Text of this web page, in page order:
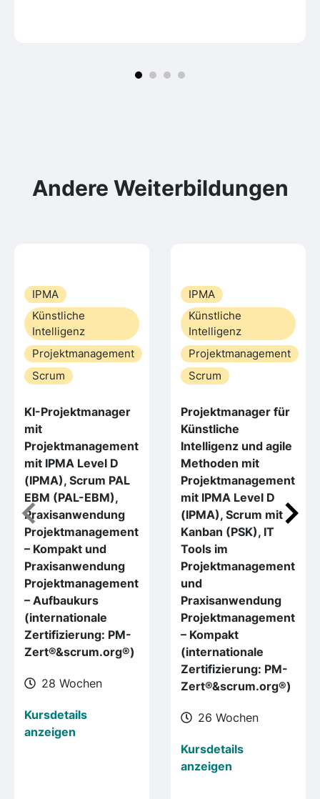
Andere Weiterbildungen
IPMA
Künstliche
Intelligenz
Projektmanagement
Scrum
KI-Projektmanager
mit
Projektmanagement
mit IPMA Level D
(IPMA), Scrum PAL
EBM (PAL-EBM),
Praxisanwendung
Projektmanagement
– Kompakt und
Praxisanwendung
Projektmanagement
– Aufbaukurs
(internationale
Zertifizierung: PM-
Zert®&scrum.org®)
28 Wochen
Kursdetails
anzeigen
IPMA
Künstliche
Intelligenz
Projektmanagement
Scrum
Projektmanager für
Künstliche
Intelligenz und agile
Methoden mit
Projektmanagement
mit IPMA Level D
(IPMA), Scrum mit
Kanban (PSK), IT
Tools im
Projektmanagement
und
Praxisanwendung
Projektmanagement
– Kompakt
(internationale
Zertifizierung: PM-
Zert®&scrum.org®)
26 Wochen
Kursdetails
anzeigen